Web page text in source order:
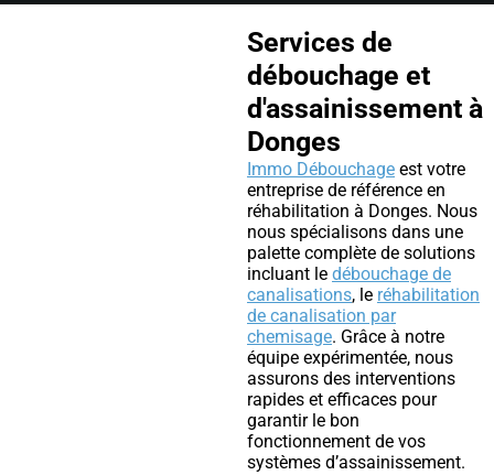
Services de
débouchage et
d'assainissement à
Donges
Immo Débouchage est votre
entreprise de référence en
réhabilitation à Donges. Nous
nous spécialisons dans une
palette complète de solutions
incluant le débouchage de
canalisations, le réhabilitation
de canalisation par
chemisage. Grâce à notre
équipe expérimentée, nous
assurons des interventions
rapides et efficaces pour
garantir le bon
fonctionnement de vos
systèmes d’assainissement.